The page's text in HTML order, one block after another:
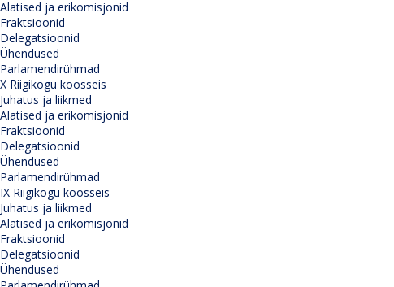
Alatised ja erikomisjonid
Fraktsioonid
Delegatsioonid
Ühendused
Parlamendirühmad
X Riigikogu koosseis
Juhatus ja liikmed
Alatised ja erikomisjonid
Fraktsioonid
Delegatsioonid
Ühendused
Parlamendirühmad
IX Riigikogu koosseis
Juhatus ja liikmed
Alatised ja erikomisjonid
Fraktsioonid
Delegatsioonid
Ühendused